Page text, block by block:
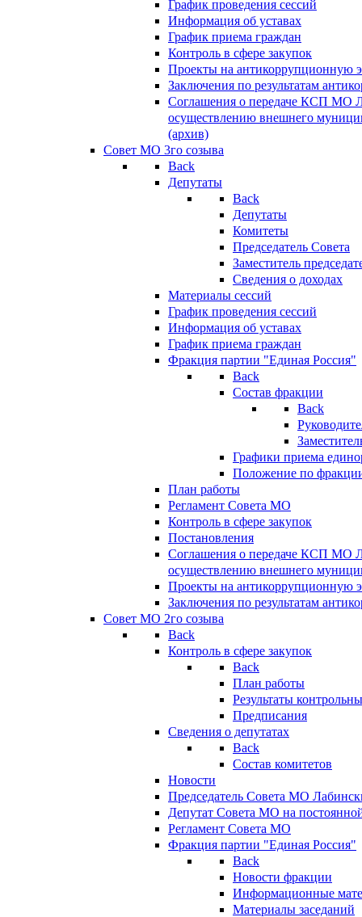
График проведения сессий
Информация об уставах
График приема граждан
Контроль в сфере закупок
Проекты на антикоррупционную
Заключения по результатам
Соглашения о передаче КСП МО
осуществлению внешнего
(архив)
Совет МО 3го созыва
Back
Депутаты
Back
Депутаты
Комитеты
Председатель Совета
Заместитель
Сведения о доходах
Материалы сессий
График проведения сессий
Информация об уставах
График приема граждан
Фракция партии "Единая Россия"
Back
Состав фракции
Back
Графики приема
Положение по
План работы
Регламент Совета МО
Контроль в сфере закупок
Постановления
Соглашения о передаче КСП МО
осуществлению внешнего
Проекты на антикоррупционную
Заключения по результатам
Совет МО 2го созыва
Back
Контроль в сфере закупок
Back
План работы
Результаты
Предписания
Сведения о депутатах
Back
Состав комитетов
Новости
Председатель Совета МО
Депутат Совета МО на
Регламент Совета МО
Фракция партии "Единая Россия"
Back
Новости фракции
Информационные
Материалы заседаний